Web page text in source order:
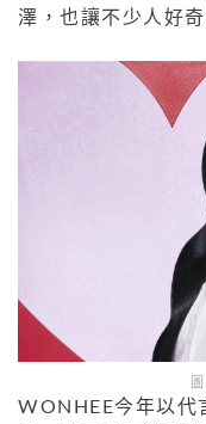
澤，也讓不少人好
WONHEE今年以代